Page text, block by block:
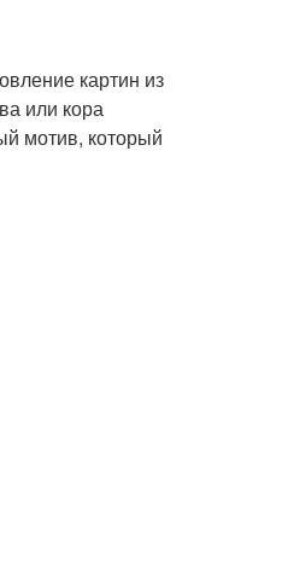
картин из
или кора
мотив, который